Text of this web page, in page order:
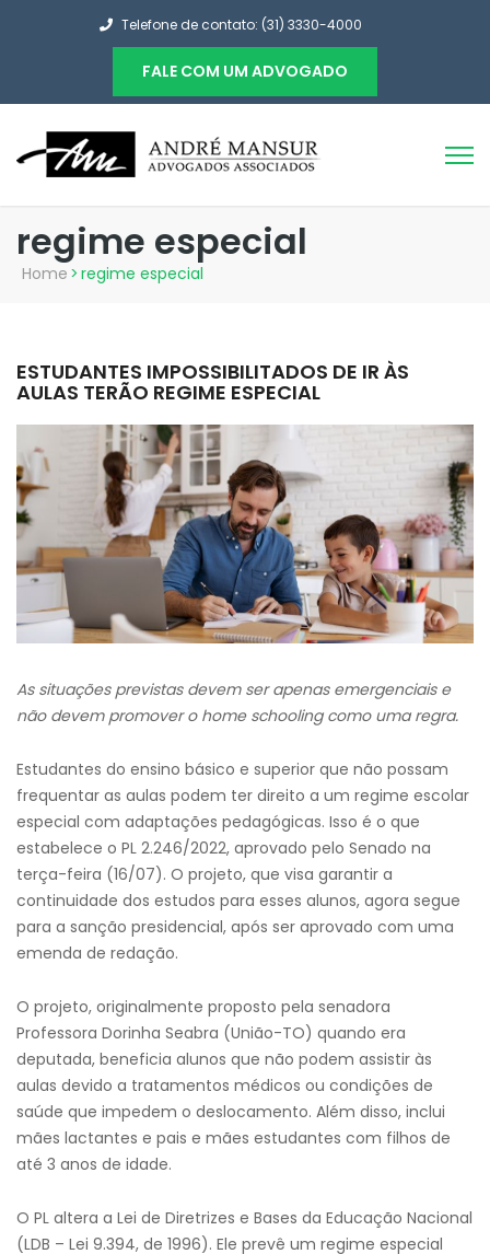
Telefone de contato: (31) 3330-4000
FALE COM UM ADVOGADO
regime especial
Home > regime especial
ESTUDANTES IMPOSSIBILITADOS DE IR ÀS
AULAS TERÃO REGIME ESPECIAL
As situações previstas devem ser apenas emergenciais e
não devem promover o home schooling como uma regra.
Estudantes do ensino básico e superior que não possam
frequentar as aulas podem ter direito a um regime escolar
especial com adaptações pedagógicas. Isso é o que
estabelece o PL 2.246/2022, aprovado pelo Senado na
terça-feira (16/07). O projeto, que visa garantir a
continuidade dos estudos para esses alunos, agora segue
para a sanção presidencial, após ser aprovado com uma
emenda de redação.
O projeto, originalmente proposto pela senadora
Professora Dorinha Seabra (União-TO) quando era
deputada, beneficia alunos que não podem assistir às
aulas devido a tratamentos médicos ou condições de
saúde que impedem o deslocamento. Além disso, inclui
mães lactantes e pais e mães estudantes com filhos de
até 3 anos de idade.
O PL altera a Lei de Diretrizes e Bases da Educação Nacional
(LDB – Lei 9.394, de 1996). Ele prevê um regime especial